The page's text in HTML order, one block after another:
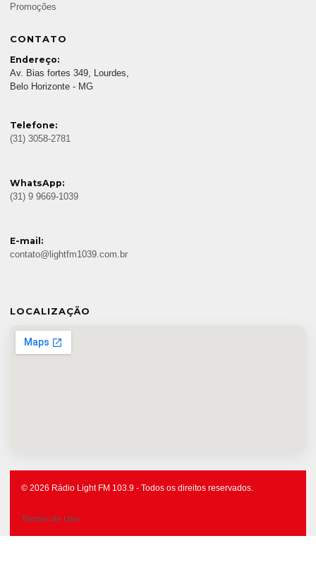
Promoções
CONTATO
Endereço:
Av. Bias fortes 349, Lourdes,
Belo Horizonte - MG
Telefone:
(31) 3058-2781
WhatsApp:
(31) 9 9669-1039
E-mail:
contato@lightfm1039.com.br
LOCALIZAÇÃO
© 2026 Rádio Light FM 103.9 - Todos os direitos reservados.
Termos de Uso